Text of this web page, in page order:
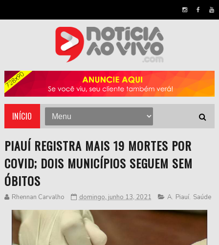
INÍCIO
PIAUÍ REGISTRA MAIS 19 MORTES POR
COVID; DOIS MUNICÍPIOS SEGUEM SEM
ÓBITOS
Rhennan Carvalho domingo, junho 13, 2021 A, Piauí, Saúde